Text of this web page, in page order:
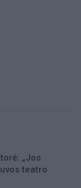
„Jos
teatro